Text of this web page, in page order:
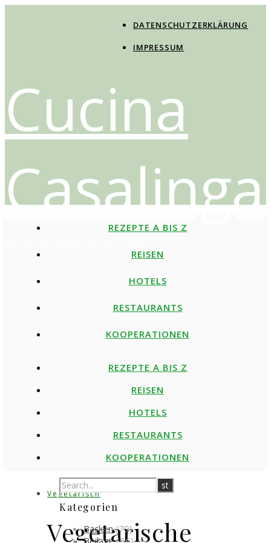
DATENSCHUTZERKLÄRUNG
IMPRESSUM
Cucina
Casalinga
REZEPTE A BIS Z
REISEN
HOTELS
RESTAURANTS
KOOPERATIONEN
REZEPTE A BIS Z
REISEN
HOTELS
RESTAURANTS
KOOPERATIONEN
Vegetarisch
Vegetarische
Kategorien
Backen(79)